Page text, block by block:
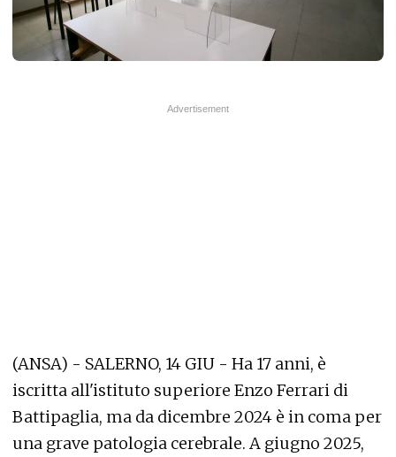
(ANSA) - SALERNO, 14 GIU - Ha 17 anni, è
iscritta all'istituto superiore Enzo Ferrari di
Battipaglia, ma da dicembre 2024 è in coma per
una grave patologia cerebrale. A giugno 2025,